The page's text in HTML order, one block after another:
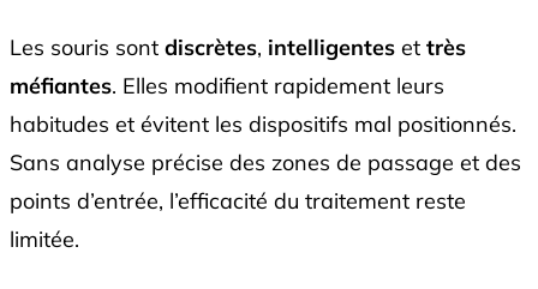
Les souris sont discrètes, intelligentes et très
méfiantes. Elles modifient rapidement leurs
habitudes et évitent les dispositifs mal positionnés.
Sans analyse précise des zones de passage et des
points d’entrée, l’efficacité du traitement reste
limitée.